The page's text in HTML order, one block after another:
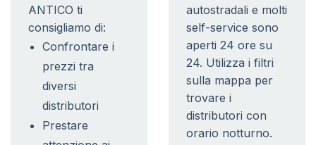
ANTICO ti
consigliamo di:
Confrontare i
prezzi tra
diversi
distributori
Prestare
autostradali e molti
self-service sono
aperti 24 ore su
24. Utilizza i filtri
sulla mappa per
trovare i
distributori con
orario notturno.